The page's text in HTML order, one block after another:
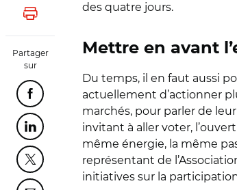
Lancer l'impression
Partager
sur
Partager cette page sur Facebook
Partager cette page sur Linkedin
Partager cette page sur Twitter
des quatre jours.
Mettre en avant
Du temps, il en faut aussi
actuellement d’actionner
marchés, pour parler de
invitant à aller voter,
même énergie, la même
représentant de
initiatives sur la